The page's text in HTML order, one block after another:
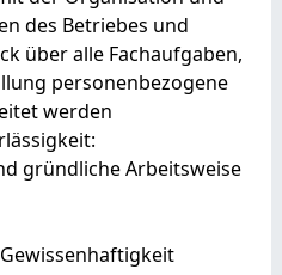
des Betriebes und
über alle Fachaufgaben,
personenbezogene
werden
:
gründliche Arbeitsweise